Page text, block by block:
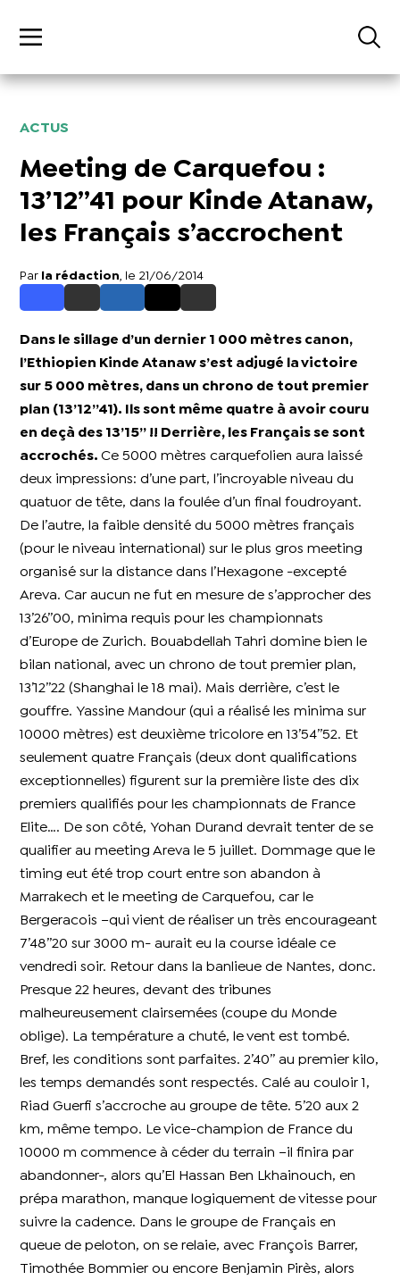
ACTUS
Meeting de Carquefou :
13’12’’41 pour Kinde Atanaw,
les Français s’accrochent
Par la rédaction , le 21/06/2014
Dans le sillage d’un dernier 1 000 mètres canon,
l’Ethiopien Kinde Atanaw s’est adjugé la victoire
sur 5 000 mètres, dans un chrono de tout premier
plan (13’12’’41). Ils sont même quatre à avoir couru
en deçà des 13’15’’ !! Derrière, les Français se sont
accrochés.Ce 5000 mètres carquefolien aura laissé
deux impressions: d’une part, l’incroyable niveau du
quatuor de tête, dans la foulée d’un final foudroyant.
De l’autre, la faible densité du 5000 mètres français
(pour le niveau international) sur le plus gros meeting
organisé sur la distance dans l’Hexagone -excepté
Areva. Car aucun ne fut en mesure de s’approcher des
13’26’’00, minima requis pour les championnats
d’Europe de Zurich. Bouabdellah Tahri domine bien le
bilan national, avec un chrono de tout premier plan,
13’12’’22 (Shanghai le 18 mai). Mais derrière, c’est le
gouffre. Yassine Mandour (qui a réalisé les minima sur
10000 mètres) est deuxième tricolore en 13’54’’52. Et
seulement quatre Français (deux dont qualifications
exceptionnelles) figurent sur la première liste des dix
premiers qualifiés pour les championnats de France
Elite…. De son côté, Yohan Durand devrait tenter de se
qualifier au meeting Areva le 5 juillet. Dommage que le
timing eut été trop court entre son abandon à
Marrakech et le meeting de Carquefou, car le
Bergeracois –qui vient de réaliser un très encourageant
7’48’’20 sur 3000 m- aurait eu la course idéale ce
vendredi soir. Retour dans la banlieue de Nantes, donc.
Presque 22 heures, devant des tribunes
malheureusement clairsemées (coupe du Monde
oblige). La température a chuté, le vent est tombé.
Bref, les conditions sont parfaites. 2’40’’ au premier kilo,
les temps demandés sont respectés. Calé au couloir 1,
Riad Guerfi s’accroche au groupe de tête. 5’20 aux 2
km, même tempo. Le vice-champion de France du
10000 m commence à céder du terrain –il finira par
abandonner-, alors qu’El Hassan Ben Lkhainouch, en
prépa marathon, manque logiquement de vitesse pour
suivre la cadence. Dans le groupe de Français en
queue de peloton, on se relaie, avec François Barrer,
Timothée Bommier ou encore Benjamin Pirès, alors